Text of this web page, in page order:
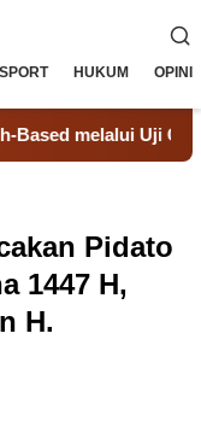
SPORT HUKUM OPINI
Uji Coba dan TOT
Pidato
1447 H,
H.